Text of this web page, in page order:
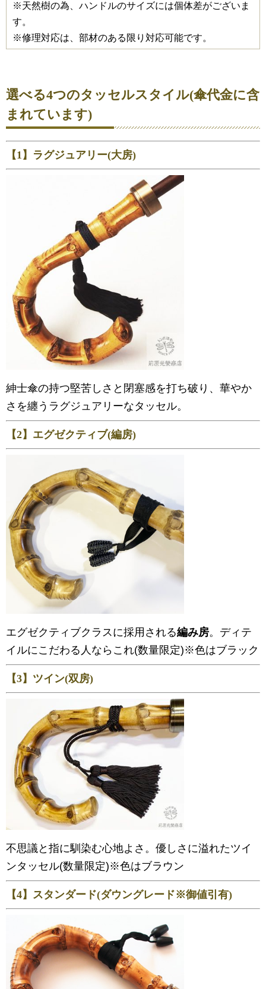
※天然樹の為、ハンドルのサイズには個体差がございま
す。
※修理対応は、部材のある限り対応可能です。
選べる4つのタッセルスタイル(傘代金に含
まれています)
【1】ラグジュアリー(大房)
紳士傘の持つ堅苦しさと閉塞感を打ち破り、華やか
さを纏うラグジュアリーなタッセル。
【2】エグゼクティブ(編房)
エグゼクティブクラスに採用される編み房。ディテ
イルにこだわる人ならこれ(数量限定)※色はブラック
【3】ツイン(双房)
不思議と指に馴染む心地よさ。優しさに溢れたツイ
ンタッセル(数量限定)※色はブラウン
【4】スタンダード(ダウングレード※御値引有)